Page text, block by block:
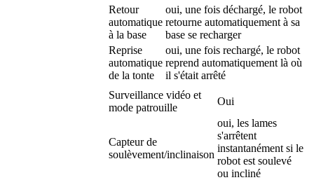
Retour
automatique
à la base
oui, une fois déchargé, le robot
retourne automatiquement à sa
base se recharger
Reprise
automatique
de la tonte
oui, une fois rechargé, le robot
reprend automatiquement là où
il s'était arrêté
Surveillance vidéo et
mode patrouille
Oui
Capteur de
soulèvement/inclinaison
oui, les lames
s'arrêtent
instantanément si le
robot est soulevé
ou incliné